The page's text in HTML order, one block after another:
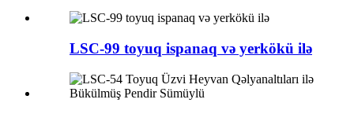
LSC-99 toyuq ispanaq və yerkökü ilə